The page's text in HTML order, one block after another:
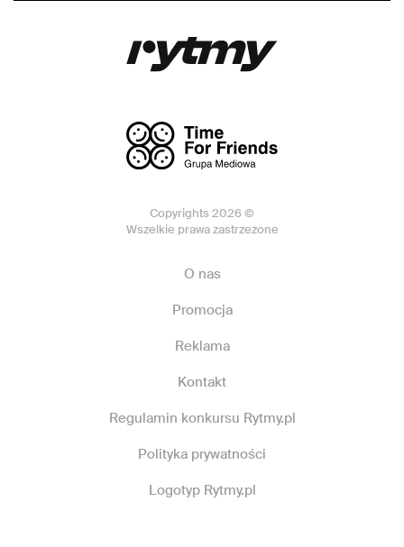
Copyrights 2026 ©
Wszelkie prawa zastrzeżone
O nas
Promocja
Reklama
Kontakt
Regulamin konkursu Rytmy.pl
Polityka prywatności
Logotyp Rytmy.pl